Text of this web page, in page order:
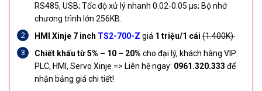
RS485, USB; Tốc độ xử lý nhanh 0.02-0.05 µs; Bộ nhớ
chương trình lớn 256KB.
HMI Xinje 7 inch TS2-700-Z giá 1 triệu/1 cái(1.400K)
Chiết khấu từ 5% – 10 – 20% cho đại lý, khách hàng VIP
PLC, HMI, Servo Xinje => Liên hệ ngay: 0961.320.333 để
nhận bảng giá chi tiết!